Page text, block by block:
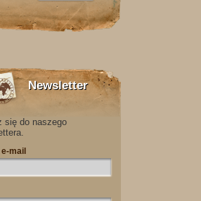
Newsletter
się do naszego
mail